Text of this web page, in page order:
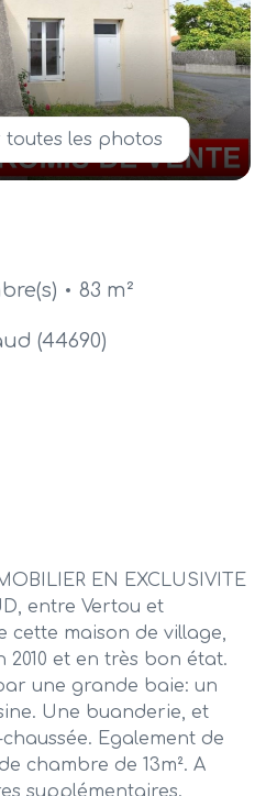
toutes les photos
83 m²
(44690)
EN EXCLUSIVITE
entre Vertou et
cette maison de village,
2010 et en très bon état.
une grande baie: un
Une buanderie, et
Egalement de
chambre de 13m². A
supplémentaires.